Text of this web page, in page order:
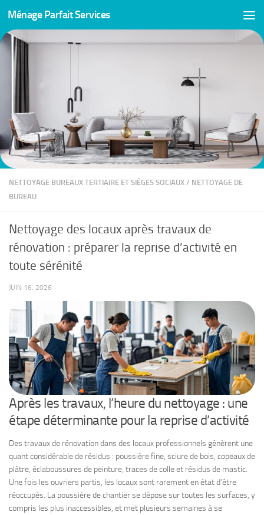
Skip to content
Ménage Parfait Services
NETTOYAGE BUREAUX TERTIAIRE ET SIÈGES SOCIAUX / NETTOYAGE DE
BUREAU
Nettoyage des locaux après travaux de
rénovation : préparer la reprise d’activité en
toute sérénité
JUIN 16, 2026
Après les travaux, l’heure du nettoyage : une
étape déterminante pour la reprise d’activité
Des travaux de rénovation dans des locaux professionnels génèrent une
quant considérable de résidus : poussière fine, sciure de bois, copeaux de
plâtre, éclaboussures de peinture, traces de colle et résidus de mastic.
Une fois les ouvriers partis, les locaux sont rarement en état d’être
réoccupés. La poussière de chantier se dépose sur toutes les surfaces, y
compris les plus inaccessibles, et met plusieurs semaines à se